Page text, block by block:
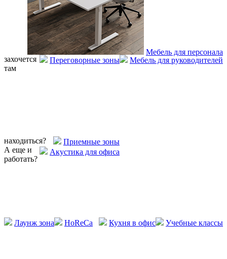
Мебель для персонала
Мебель для руководителей
Переговорные зоны
Приемные зоны
Акустика для офиса
Учебные классы
Лаунж зона Кухня в офис
HoReCa
захочется
там
находиться?
А еще и
работать?